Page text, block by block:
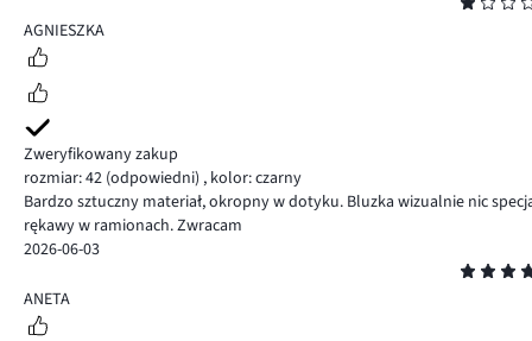
1
AGNIESZKA
Zweryfikowany zakup
rozmiar: 42 (odpowiedni) , kolor: czarny
Bardzo sztuczny materiał, okropny w dotyku. Bluzka wizualnie nic
rękawy w ramionach. Zwracam
2026-06-03
5
ANETA